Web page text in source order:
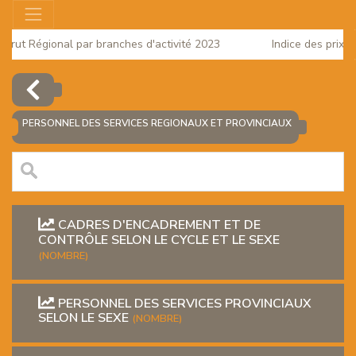
Régional par branches d'activité 2023
Indice des prix
2025
PERSONNEL DES SERVICES REGIONAUX ET PROVINCIAUX
CADRES D'ENCADREMENT ET DE
CONTRÔLE SELON LE CYCLE ET LE SEXE
(NOMBRE)
PERSONNEL DES SERVICES PROVINCIAUX
SELON LE SEXE (NOMBRE)